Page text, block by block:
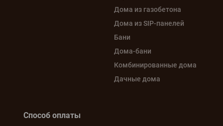
Дома из газобетона
Дома из SIP-панелей
Бани
Дома-бани
Комбинированные дома
Дачные дома
Способ оплаты